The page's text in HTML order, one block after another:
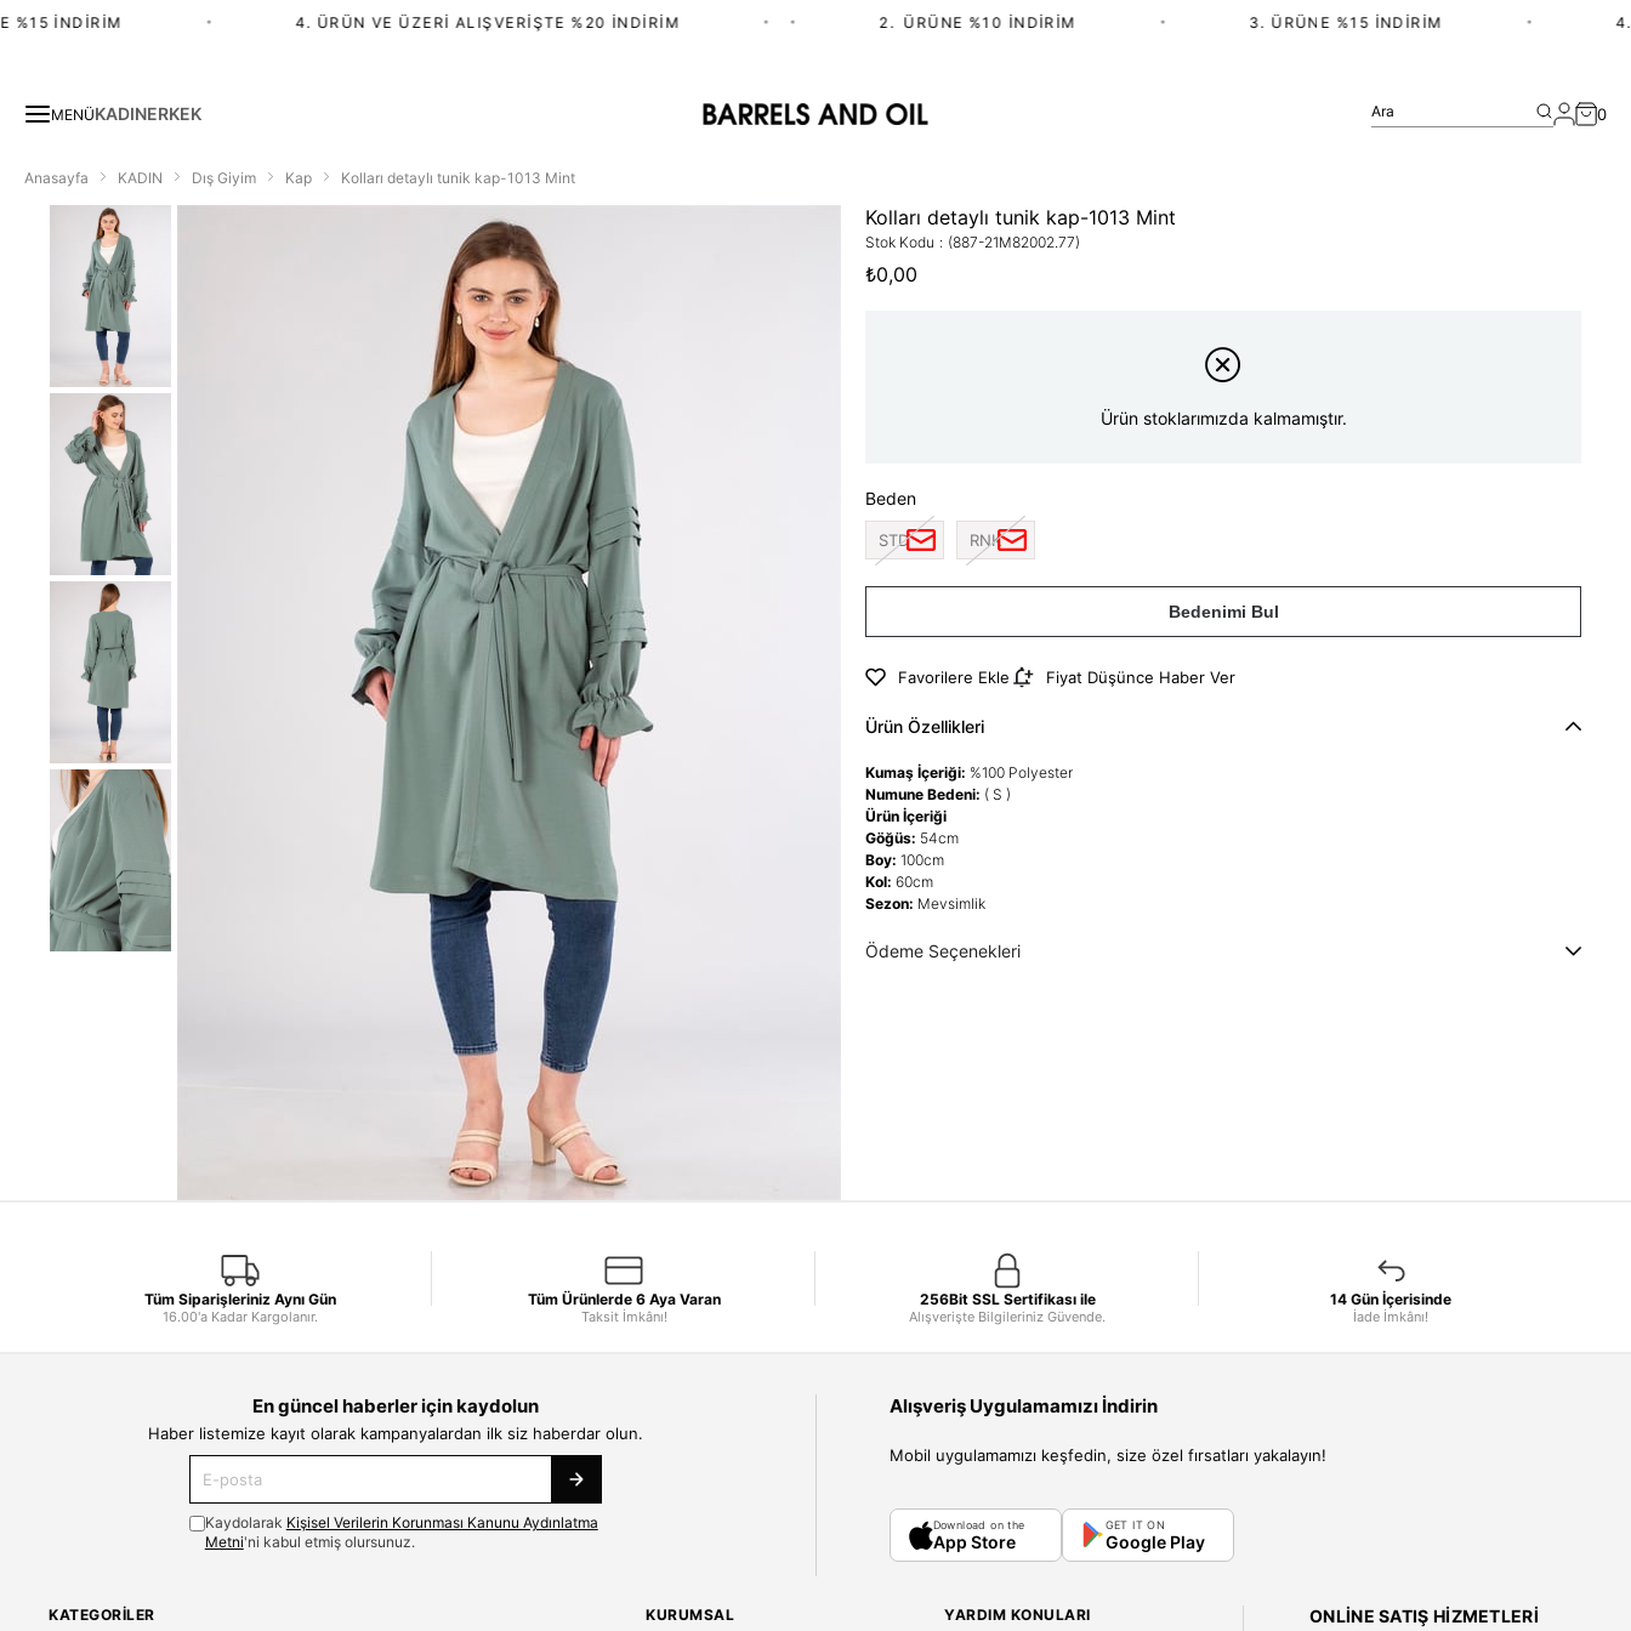
İNDIRIM 4. ÜRÜN VE ÜZERI ALIŞVERIŞTE %20 İNDIRIM 2.⁠ ⁠ÜRÜNE %10 İNDIRIM 3. ÜRÜNE %15 İNDIRIM 4.
MENÜKADINERKEK Ara 0
Anasayfa KADIN Dış Giyim Kap Kolları detaylı tunik kap-1013 Mint
Kolları detaylı tunik kap-1013 Mint
Stok Kodu (887-21M82002.77)
₺0,00
Ürün stoklarımızda kalmamıştır.
Beden
STD RNK
Bedenimi Bul
Favorilere Ekle Fiyat Düşünce Haber Ver
Ürün Özellikleri
Kumaş İçeriği: %100 Polyester
Numune Bedeni: ( S )
Ürün İçeriği
Göğüs: 54cm
Boy: 100cm
Kol: 60cm
Sezon: Mevsimlik
Ödeme Seçenekleri
Tüm Siparişleriniz Aynı Gün
16.00'a Kadar Kargolanır.
Tüm Ürünlerde 6 Aya Varan
Taksit İmkânı!
256Bit SSL Sertifikası ile
Alışverişte Bilgileriniz Güvende.
14 Gün İçerisinde
İade İmkânı!
En güncel haberler için kaydolun
Haber listemize kayıt olarak kampanyalardan ilk siz haberdar olun.
Kaydolarak Kişisel Verilerin Korunması Kanunu Aydınlatma
Metni'ni kabul etmiş olursunuz.
Alışveriş Uygulamamızı İndirin
Mobil uygulamamızı keşfedin, size özel fırsatları yakalayın!
Download on the
App Store
GET IT ON
Google Play
KATEGORILER KURUMSAL YARDIM KONULARI ONLINE SATIŞ HIZMETLERI